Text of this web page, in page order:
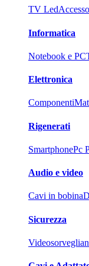
TV Led
Informatica
Notebook e PC
Elettronica
Componenti
Rigenerati
SmartphonePc
Audio e video
Cavi in bobina
Sicurezza